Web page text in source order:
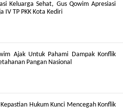
Keluarga Sehat, Gus Qowim Apresiasi
IV TP PKK Kota Kediri
Ajak Untuk Pahami Dampak Konflik
Pangan Nasional
Hukum Kunci Mencegah Konflik